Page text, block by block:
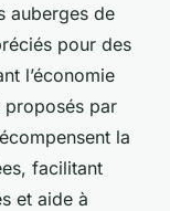
auberges de
pour des
l’économie
proposés par
la
facilitant
et aide à